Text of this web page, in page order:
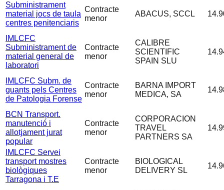
Subministrament
material jocs de taula
centres penitenciaris
Contracte
menor
ABACUS, SCCL
IMLCFC
Subministrament de
material general de
laboratori
Contracte
menor
CALIBRE
SCIENTIFIC
SPAIN SLU
IMLCFC Subm. de
guants pels Centres
de Patologia Forense
Contracte
menor
BARNA IMPORT
MEDICA, SA
BCN Transport.
manutenció i
allotjament jurat
popular
Contracte
menor
CORPORACION
TRAVEL
PARTNERS SA
IMLCFC Servei
transport mostres
biològiques
Tarragona i T.E
Contracte
menor
BIOLOGICAL
DELIVERY SL